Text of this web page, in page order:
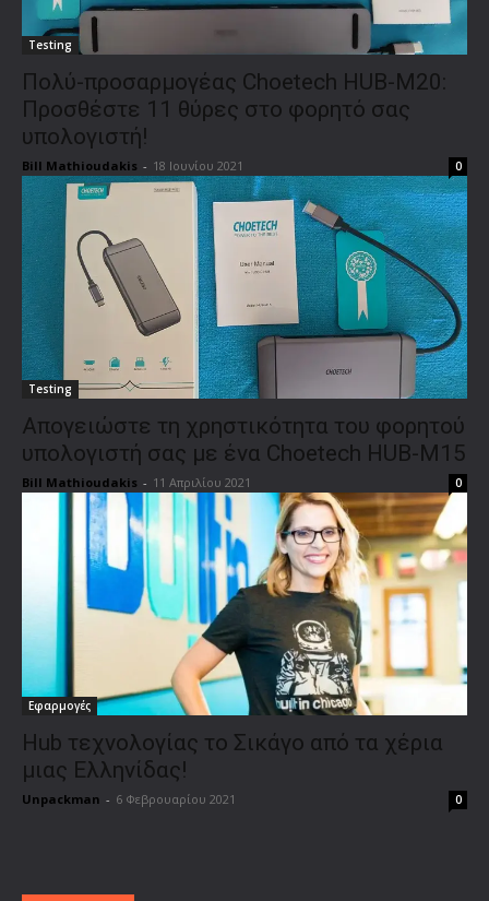
Testing
Πολύ-προσαρμογέας Choetech HUB-M20:
Προσθέστε 11 θύρες στο φορητό σας
υπολογιστή!
Bill Mathioudakis - 18 Ιουνίου 2021 0
Testing
Απογειώστε τη χρηστικότητα του φορητού
υπολογιστή σας με ένα Choetech HUB-M15
Bill Mathioudakis - 11 Απριλίου 2021 0
Εφαρμογές
Hub τεχνολογίας το Σικάγο από τα χέρια
μιας Ελληνίδας!
Unpackman - 6 Φεβρουαρίου 2021 0